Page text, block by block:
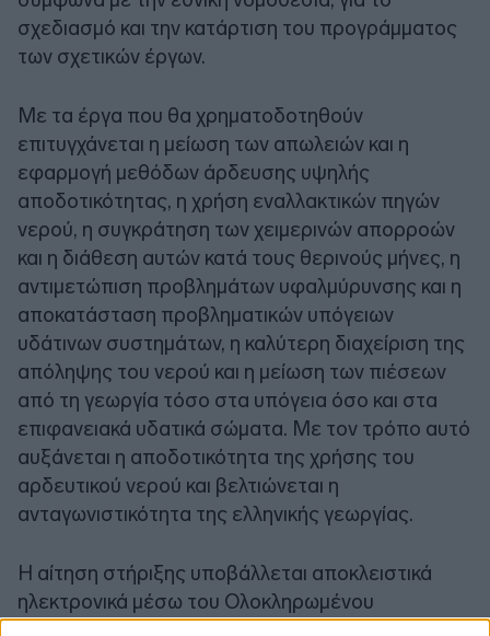
σχεδιασμό και την κατάρτιση του προγράμματος
των σχετικών έργων.
Με τα έργα που θα χρηματοδοτηθούν
επιτυγχάνεται η μείωση των απωλειών και η
εφαρμογή μεθόδων άρδευσης υψηλής
αποδοτικότητας, η χρήση εναλλακτικών πηγών
νερού, η συγκράτηση των χειμερινών απορροών
και η διάθεση αυτών κατά τους θερινούς μήνες, η
αντιμετώπιση προβλημάτων υφαλμύρυνσης και η
αποκατάσταση προβληματικών υπόγειων
υδάτινων συστημάτων, η καλύτερη διαχείριση της
απόληψης του νερού και η μείωση των πιέσεων
από τη γεωργία τόσο στα υπόγεια όσο και στα
επιφανειακά υδατικά σώματα. Με τον τρόπο αυτό
αυξάνεται η αποδοτικότητα της χρήσης του
αρδευτικού νερού και βελτιώνεται η
ανταγωνιστικότητα της ελληνικής γεωργίας.
H αίτηση στήριξης υποβάλλεται αποκλειστικά
ηλεκτρονικά μέσω του Ολοκληρωμένου